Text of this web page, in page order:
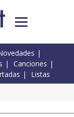
Canciones
Listas